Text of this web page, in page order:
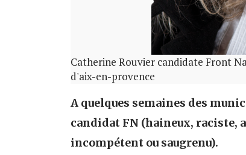
Catherine Rouvier candidate Front
d'aix-en-provence
A quelques semaines des
candidat FN (haineux,
incompétent ou saugrenu).​